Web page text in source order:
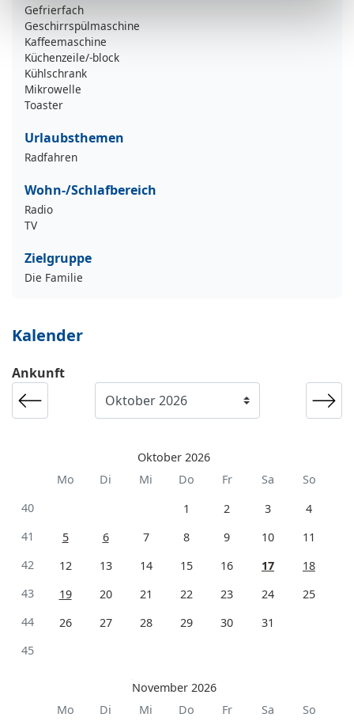
Gefrierfach
Geschirrspülmaschine
Kaffeemaschine
Küchenzeile/-block
Kühlschrank
Mikrowelle
Toaster
Urlaubsthemen
Radfahren
Wohn-/Schlafbereich
Radio
TV
Zielgruppe
Die Familie
Kalender
Ankunft
Oktober 2026
Mo
Di Mi Do Fr Sa
So
40
1 2 3
4
41
5 6 7 8 9 10
11
42
12 13 14 15 16 17
18
43
19 20 21 22 23 24
25
44
26 27 28 29 30
31
45
November 2026
Mo
Di Mi Do Fr Sa
So